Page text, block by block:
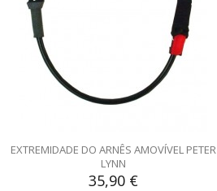
EXTREMIDADE DO ARNÊS AMOVÍVEL PETER
LYNN
35,90 €